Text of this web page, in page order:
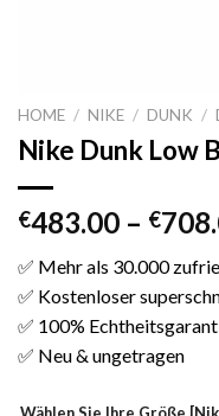
HOME / NIKE / DUNK /
Nike Dunk Low
€483.00 – €
✅ Mehr als 30.000
✅ Kostenloser
✅ 100%
✅ Neu & ungetragen
Wählen Sie Ihre Größe